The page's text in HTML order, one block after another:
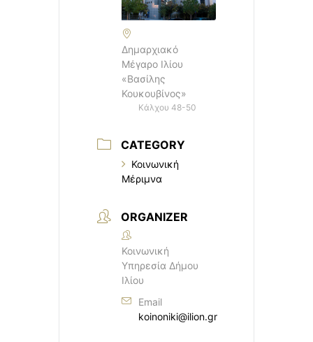
Δημαρχιακό
Μέγαρο Ιλίου
«Βασίλης
Κουκουβίνος»
Κάλχου 48-50
CATEGORY
Κοινωνική
Μέριμνα
ORGANIZER
Κοινωνική
Υπηρεσία Δήμου
Ιλίου
Email
koinoniki@ilion.gr